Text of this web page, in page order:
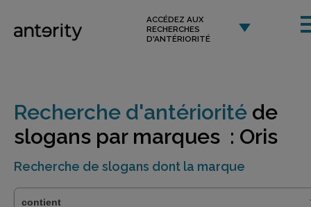
ACCÉDEZ AUX
RECHERCHES
D'ANTÉRIORITÉ
Recherche d'antériorité de
slogans par marques : Oris
Recherche de slogans dont la marque